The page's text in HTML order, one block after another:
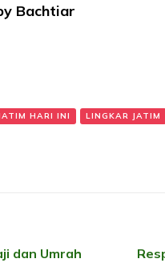
Bachtiar
HARI INI LINGKAR JATIM
dan Umrah